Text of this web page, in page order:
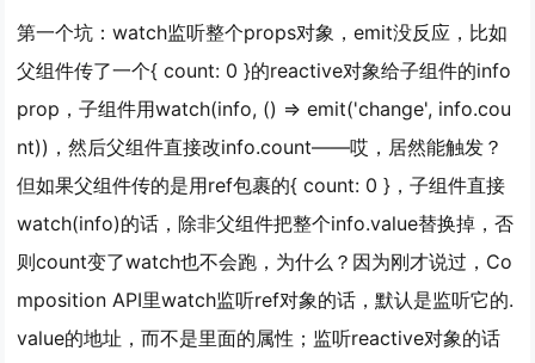
第一个坑：watch监听整个props对象，emit没反应，比如
父组件传了一个{ count: 0 }的reactive对象给子组件的info
prop，子组件用watch(info, () => emit('change', info.cou
nt))，然后父组件直接改info.count——哎，居然能触发？
但如果父组件传的是用ref包裹的{ count: 0 }，子组件直接
watch(info)的话，除非父组件把整个info.value替换掉，否
则count变了watch也不会跑，为什么？因为刚才说过，Co
mposition API里watch监听ref对象的话，默认是监听它的.
value的地址，而不是里面的属性；监听reactive对象的话